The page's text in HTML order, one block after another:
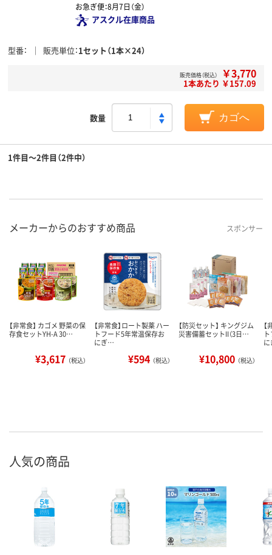
お急ぎ便：8月7日（金）
アスクル在庫商品
型番 販売単位 1セット（1本×24）
販売価格（税込） ￥3,770
1本あたり ￥157.09
数量 カゴへ
1件目～2件目（2件中）
メーカーからのおすすめ商品 スポンサー
【非常食】 カゴメ 野菜の保
存食セットYH-A 30…
¥3,617 （税込）
【非常食】ロート製薬 ハー
トフード5年常温保存お
にぎ…
¥594 （税込）
【防災セット】 キングジム
災害備蓄セットII（3日…
¥10,800 （税込）
人気の商品